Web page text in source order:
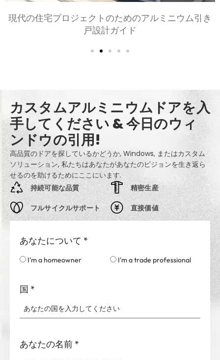
寝室とリビングルーム用のアルミニウムドアの選択:
快適, スタイル, とプライバシー
カスタムアルミニウムドアを入
手してください & 今日のウィ
ンドウの引用!
高品質のドアを探しているかどうか, Windows, またはカスタム
ソリューション, 私たちはあなたがあなたのビジョンを生き返ら
せるのを助けるためにここにいます.
持続可能な品質
フルサイクルサポート
精密生産
直接価値
あなたについて *
I'm a homeowner I'm a trade professional
国 *
あなたの名前 *